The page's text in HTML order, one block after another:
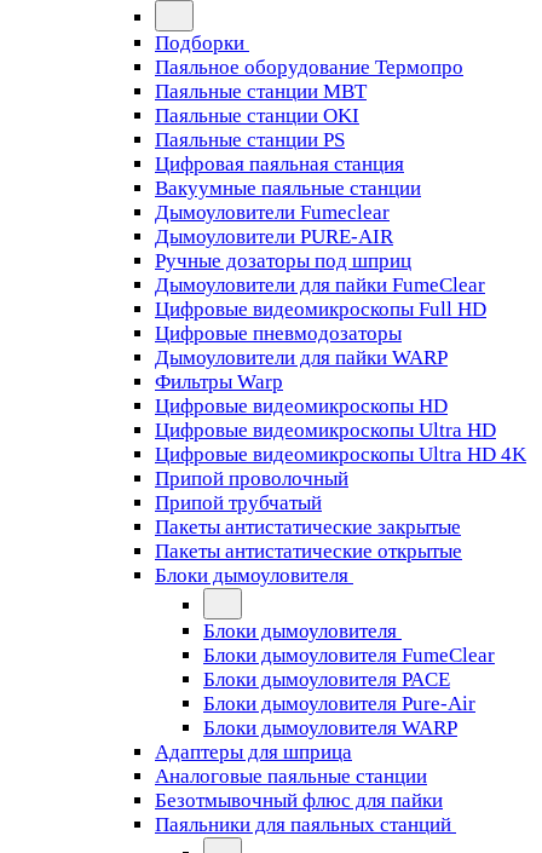
Подборки
Паяльное оборудование Термопро
Паяльные станции MBT
Паяльные станции OKI
Паяльные станции PS
Цифровая паяльная станция
Вакуумные паяльные станции
Дымоуловители Fumeclear
Дымоуловители PURE-AIR
Ручные дозаторы под шприц
Дымоуловители для пайки FumeClear
Цифровые видеомикроскопы Full HD
Цифровые пневмодозаторы
Дымоуловители для пайки WARP
Фильтры Warp
Цифровые видеомикроскопы HD
Цифровые видеомикроскопы Ultra HD
Цифровые видеомикроскопы Ultra HD 4K
Припой проволочный
Припой трубчатый
Пакеты антистатические закрытые
Пакеты антистатические открытые
Блоки дымоуловителя
Блоки дымоуловителя
Блоки дымоуловителя FumeClear
Блоки дымоуловителя PACE
Блоки дымоуловителя Pure-Air
Блоки дымоуловителя WARP
Адаптеры для шприца
Аналоговые паяльные станции
Безотмывочный флюс для пайки
Паяльники для паяльных станций